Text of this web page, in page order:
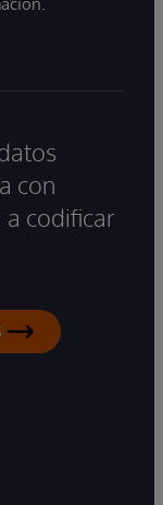
con
a codificar